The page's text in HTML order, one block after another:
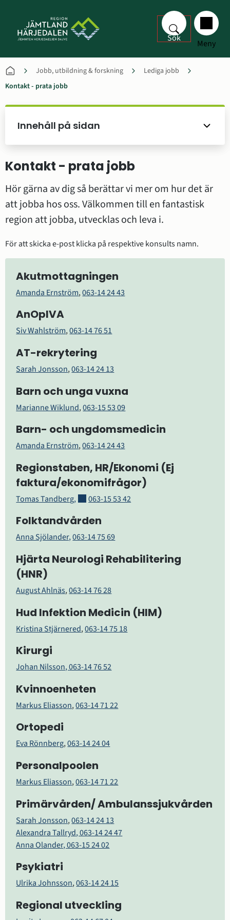
Sök Meny
Jobb, utbildning & forskning
Lediga jobb
Kontakt - prata jobb
Innehåll på sidan
Kontakt - prata jobb
Hör gärna av dig så berättar vi mer om hur det är
att jobba hos oss. Välkommen till en fantastisk
region att jobba, utvecklas och leva i.
För att skicka e-post klicka på respektive konsults namn.
Akutmottagningen
Amanda Ernström, 063-14 24 43
AnOpIVA
Siv Wahlström, 063-14 76 51
AT-rekrytering
Sarah Jonsson, 063-14 24 13
Barn och unga vuxna
Marianne Wiklund, 063-15 53 09
Barn- och ungdomsmedicin
Amanda Ernström, 063-14 24 43
Regionstaben, HR/Ekonomi (Ej
faktura/ekonomifrågor)
Tomas Tandberg,Länk till annan webbplats.
063-15 53 42
Folktandvården
Anna Sjölander,063-14 75 69
Hjärta Neurologi Rehabilitering
(HNR)
August Ahlnäs, 063-14 76 28
Hud Infektion Medicin (HIM)
Kristina Stjärnered, 063-14 75 18
Kirurgi
Johan Nilsson, 063-14 76 52
Kvinnoenheten
Markus Eliasson, 063-14 71 22
Ortopedi
Eva Rönnberg, 063-14 24 04
Personalpoolen
Markus Eliasson, 063-14 71 22
Primärvården/ Ambulanssjukvården
Sarah Jonsson, 063-14 24 13
Alexandra Tallryd, 063-14 24 47
Anna Olander, 063-15 24 02
Psykiatri
Ulrika Johnsson, 063-14 24 15
Regional utveckling